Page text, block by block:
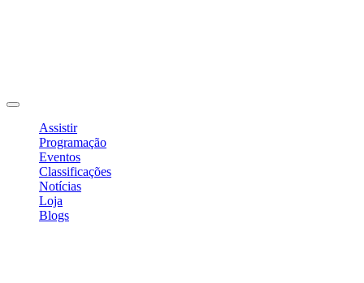
Assistir
Programação
Eventos
Classificações
Notícias
Loja
Blogs